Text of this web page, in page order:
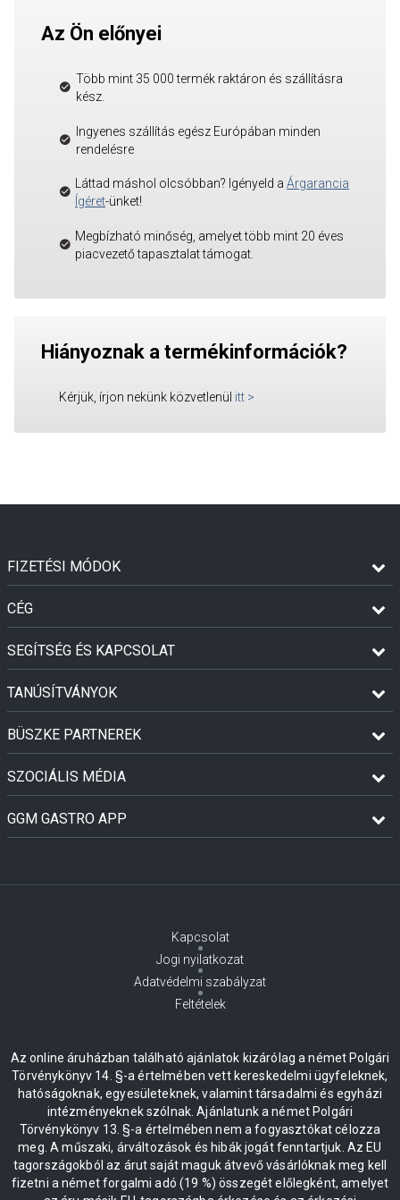
Az Ön előnyei
Több mint 35 000 termék raktáron és szállításra
kész.
Ingyenes szállítás egész Európában minden
rendelésre
Láttad máshol olcsóbban? Igényeld a Árgarancia
Ígéret-ünket!
Megbízható minőség, amelyet több mint 20 éves
piacvezető tapasztalat támogat.
Hiányoznak a termékinformációk?
Kérjük, írjon nekünk közvetlenül itt >
FIZETÉSI MÓDOK
CÉG
SEGÍTSÉG ÉS KAPCSOLAT
TANÚSÍTVÁNYOK
BÜSZKE PARTNEREK
SZOCIÁLIS MÉDIA
GGM GASTRO APP
Kapcsolat
Jogi nyilatkozat
Adatvédelmi szabályzat
Feltételek
Az online áruházban található ajánlatok kizárólag a német Polgári
Törvénykönyv 14. §-a értelmében vett kereskedelmi ügyfeleknek,
hatóságoknak, egyesületeknek, valamint társadalmi és egyházi
intézményeknek szólnak. Ajánlatunk a német Polgári
Törvénykönyv 13. §-a értelmében nem a fogyasztókat célozza
meg. A műszaki, árváltozások és hibák jogát fenntartjuk. Az EU
tagországokból az árut saját maguk átvevő vásárlóknak meg kell
fizetni a német forgalmi adó (19 %) összegét előlegként, amelyet